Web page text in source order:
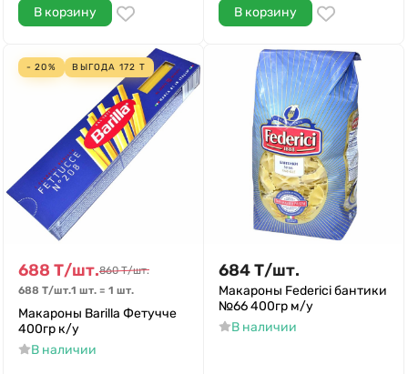
В корзину В корзину
- 20% ВЫГОДА 172 Т
688 Т/шт.860 Т/шт.
688 Т/шт.1 шт. = 1 шт.
Макароны Barilla Фетучче
400гр к/у
В наличии
684Т/шт.
Макароны Federici бантики
№66 400гр м/у
В наличии